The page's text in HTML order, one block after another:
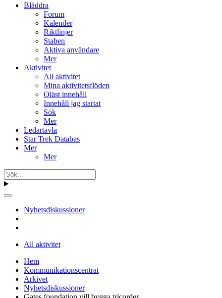
Bläddra
Forum
Kalender
Riktlinjer
Staben
Aktiva användare
Mer
Aktivitet
All aktivitet
Mina aktivitetsflöden
Oläst innehåll
Innehåll jag startat
Sök
Mer
Ledartavla
Star Trek Databas
Mer
Mer
Nyhetsdiskussioner
All aktivitet
Hem
Kommunikationscentrat
Arkivet
Nyhetsdiskussioner